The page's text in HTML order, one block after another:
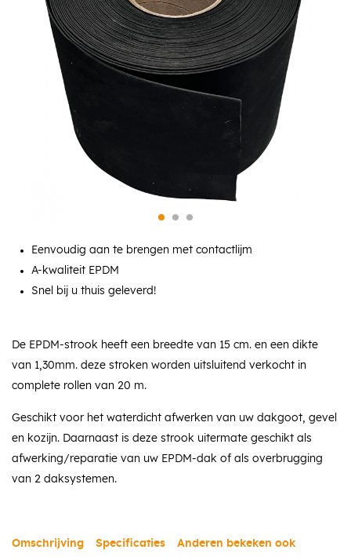
Eenvoudig aan te brengen met contactlijm
A-kwaliteit EPDM
Snel bij u thuis geleverd!
De EPDM-strook heeft een breedte van 15 cm. en een dikte
van 1,30mm. deze stroken worden uitsluitend verkocht in
complete rollen van 20 m.
Geschikt voor het waterdicht afwerken van uw dakgoot, gevel
en kozijn. Daarnaast is deze strook uitermate geschikt als
afwerking/reparatie van uw EPDM-dak of als overbrugging
van 2 daksystemen.
Omschrijving Specificaties
Anderen bekeken ook